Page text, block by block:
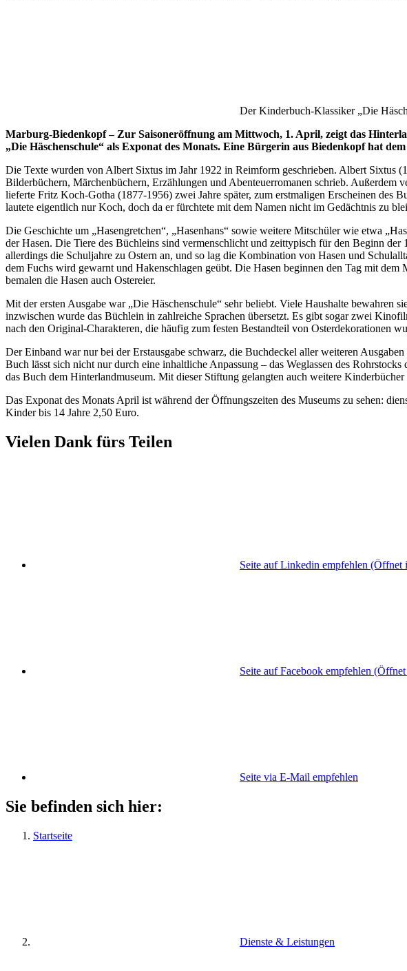
Der Kinderbuch-Klassiker „Die
Marburg-Biedenkopf – Zur Saisoneröffnung am Mittwoch, 1. April, zeigt das
„Die Häschenschule“ als Exponat des Monats. Eine Bürgerin aus Biedenkopf hat
Die Texte wurden von Albert Sixtus im Jahr 1922 in Reimform geschrieben. Albert Sixtus
Bilderbüchern, Märchenbüchern, Erzählungen und Abenteuerromanen schrieb.
lieferte Fritz Koch-Gotha (1877-1956) zwei Jahre später, zum erstmaligen Erscheinen
lautete eigentlich nur Koch, doch da er fürchtete mit dem Namen nicht im Gedächtnis zu
Die Geschichte um „Hasengretchen“, „Hasenhans“ sowie weitere Mitschüler wie etwa
der Hasen. Die Tiere des Büchleins sind vermenschlicht und zeittypisch für den Beginn
allerdings die Schuljahre zu Ostern an, und so lag die Kombination von Hasen und
dem Fuchs wird gewarnt und Hakenschlagen geübt. Die Hasen beginnen den Tag mit
bemalen die Hasen auch Ostereier.
Mit der ersten Ausgabe war „Die Häschenschule“ sehr beliebt. Viele Haushalte bewahren
inzwischen wurde das Büchlein in zahlreiche Sprachen übersetzt. Es gibt sogar zwei
nach den Original-Charakteren, die häufig zum festen Bestandteil von Osterdekorationen
Der Einband war nur bei der Erstausgabe schwarz, die Buchdeckel aller weiteren
Buch lässt sich nicht nur durch eine inhaltliche Anpassung – das Weglassen des
das Buch dem Hinterlandmuseum. Mit dieser Stiftung gelangten auch weitere
Das Exponat des Monats April ist während der Öffnungszeiten des Museums zu sehen:
Kinder bis 14 Jahre 2,50 Euro.
Vielen Dank fürs Teilen
Seite auf Linkedin empfehlen (Öffnet
Seite auf Facebook empfehlen (Öffnet
Seite via E-Mail empfehlen
Sie befinden sich hier:
Startseite
Dienste & Leistungen